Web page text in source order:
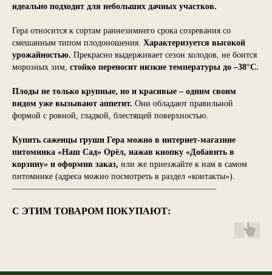
идеально подходит для небольших дачных участков.
Гера относится к сортам раннезимнего срока созревания со
смешанным типом плодоношения. Характеризуется высокой
урожайностью. Прекрасно выдерживает сезон холодов, не боится
морозных зим, стойко переносит низкие температуры до –38°С.
Плоды не только крупные, но и красивые – одним своим
видом уже вызывают аппетит. Они обладают правильной
формой с ровной, гладкой, блестящей поверхностью.
Купить саженцы груши Гера можно в интернет-магазине
питомника «Наш Сад» Орёл, нажав кнопку «Добавить в
корзину» и оформив заказ, или же приезжайте к нам в самом
питомнике (адреса можно посмотреть в раздел «контакты»).
————————————————————————
С ЭТИМ ТОВАРОМ ПОКУПАЮТ: